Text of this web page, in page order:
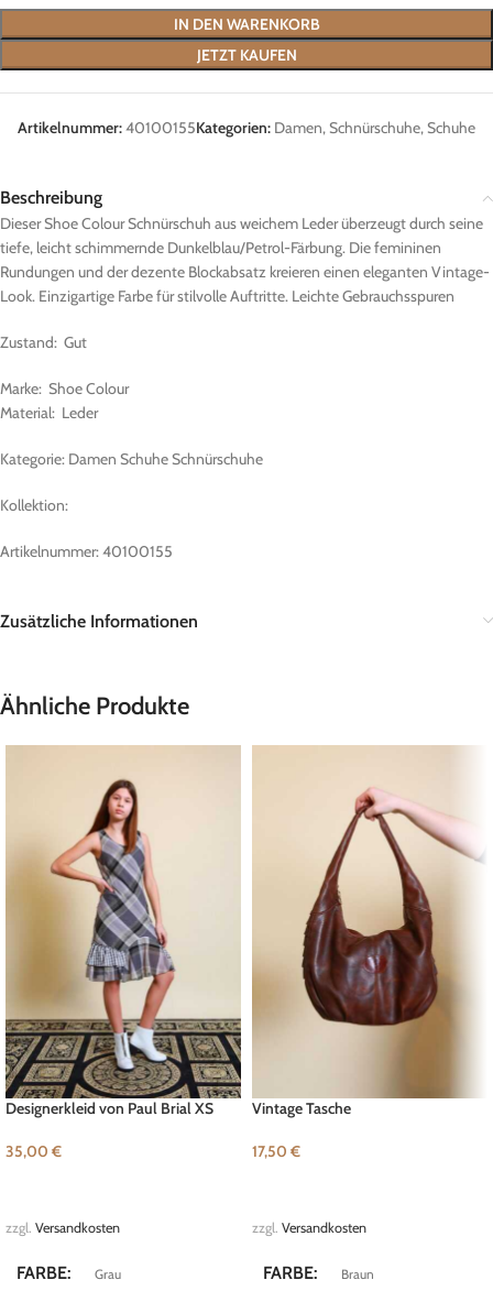
IN DEN WARENKORB
JETZT KAUFEN
Artikelnummer:40100155Kategorien: Damen, Schnürschuhe, Schuhe
Beschreibung
Dieser Shoe Colour Schnürschuh aus weichem Leder überzeugt durch seine
tiefe, leicht schimmernde Dunkelblau/Petrol-Färbung. Die femininen
Rundungen und der dezente Blockabsatz kreieren einen eleganten Vintage-
Look. Einzigartige Farbe für stilvolle Auftritte. Leichte Gebrauchsspuren
Zustand: Gut
Marke: Shoe Colour
Material: Leder
Kategorie: Damen Schuhe Schnürschuhe
Kollektion:
Artikelnummer: 40100155
Zusätzliche Informationen
Ähnliche Produkte
Designerkleid von Paul Brial XS
35,00 €
zzgl. Versandkosten
FARBE Grau
Vintage Tasche
17,50 €
zzgl. Versandkosten
FARBE Braun